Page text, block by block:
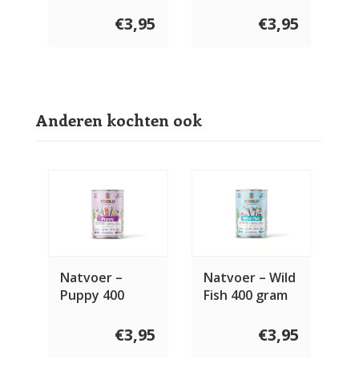
€3,95 €3,95
Anderen kochten ook
Natvoer –
Puppy 400
€3,95
Natvoer – Wild
Fish 400 gram
€3,95